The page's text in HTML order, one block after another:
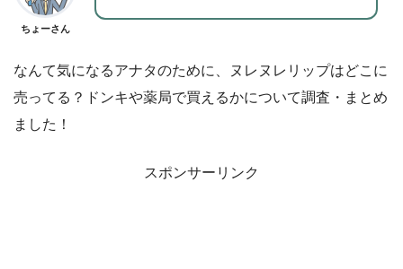
ちょーさん
なんて気になるアナタのために、ヌレヌレリップはどこに
売ってる？ドンキや薬局で買えるかについて調査・まとめ
ました！
スポンサーリンク